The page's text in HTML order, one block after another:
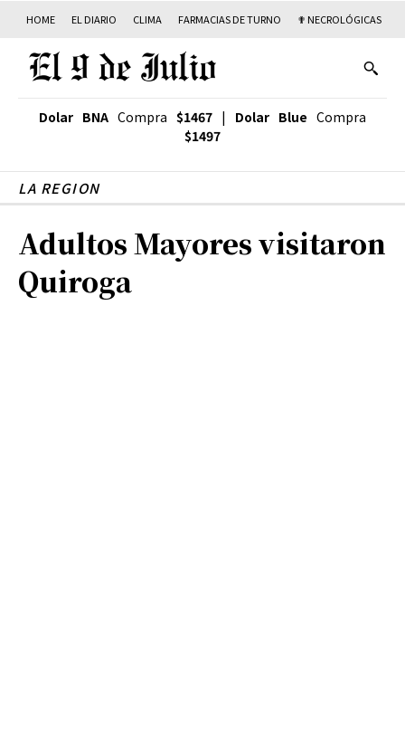
HOME EL DIARIO CLIMA FARMACIAS DE TURNO ✟ NECROLÓGICAS
Dolar BNA Compra $1467 | Dolar Blue Compra
$1497
LA REGION
Adultos Mayores visitaron
Quiroga